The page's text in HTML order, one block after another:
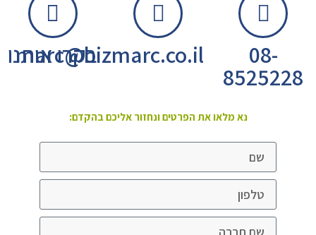
08-
8525228
marc@bizmarc.co.il
בקרו אותנו
נא מלאו את הפרטים ונחזור אליכם בהקדם: